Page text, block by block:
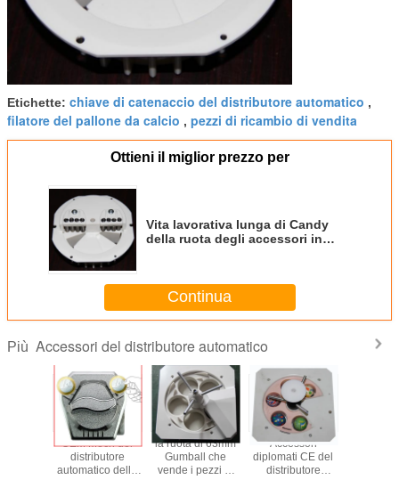
Etichette: chiave di catenaccio del distributore automatico ,
filatore del pallone da calcio , pezzi di ricambio di vendita
Ottieni il miglior prezzo per
Vita lavorativa lunga di Candy
della ruota degli accessori in
Continua
Più Accessori del distributore automatico
OEM Mech del
distributore
automatico della
la ruota di 63mm
Gumball che
vende i pezzi di
Accessori
diplomati CE del
distributore